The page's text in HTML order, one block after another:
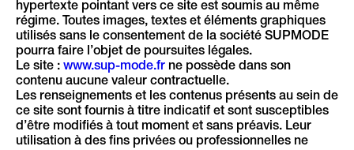
hypertexte pointant vers ce site est soumis au même
régime. Toutes images, textes et éléments graphiques
utilisés sans le consentement de la société SUPMODE
pourra faire l’objet de poursuites légales.
Le site : www.sup-mode.fr ne possède dans son
contenu aucune valeur contractuelle.
Les renseignements et les contenus présents au sein de
ce site sont fournis à titre indicatif et sont susceptibles
d’être modifiés à tout moment et sans préavis. Leur
utilisation à des fins privées ou professionnelles ne